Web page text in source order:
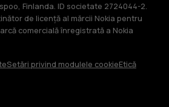
Finlanda. ID societate 2724044-2.
de licență al mărcii Nokia pentru
comercială înregistrată a Nokia
Setări privind modulele cookieEtică